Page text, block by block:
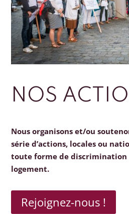
NOS
Nous organisons et/ou
série d’actions, locales ou
toute forme de discrimination
logement.
Rejoignez-nous !